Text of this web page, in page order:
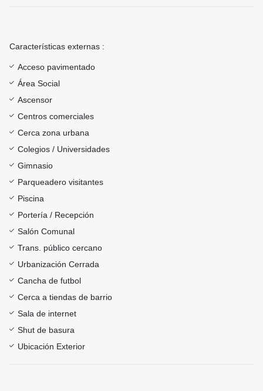
Características externas :
Acceso pavimentado
Área Social
Ascensor
Centros comerciales
Cerca zona urbana
Colegios / Universidades
Gimnasio
Parqueadero visitantes
Piscina
Portería / Recepción
Salón Comunal
Trans. público cercano
Urbanización Cerrada
Cancha de futbol
Cerca a tiendas de barrio
Sala de internet
Shut de basura
Ubicación Exterior